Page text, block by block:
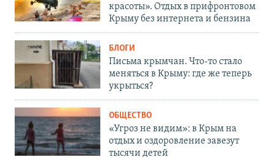
красоты». Отдых в прифронтовом
Крыму без интернета и бензина
БЛОГИ
Письма крымчан. Что-то стало
меняться в Крыму: где же теперь
укрыться?
ОБЩЕСТВО
«Угроз не видим»: в Крым на
отдых и оздоровление завезут
тысячи детей